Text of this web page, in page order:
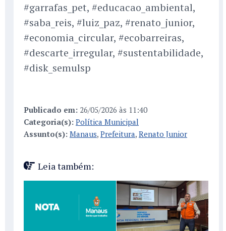
#garrafas_pet, #educacao_ambiental,
#saba_reis, #luiz_paz, #renato_junior,
#economia_circular, #ecobarreiras,
#descarte_irregular, #sustentabilidade,
#disk_semulsp
Publicado em: 26/05/2026 às 11:40
Categoria(s): Política Municipal
Assunto(s): Manaus, Prefeitura, Renato Junior
Leia também: